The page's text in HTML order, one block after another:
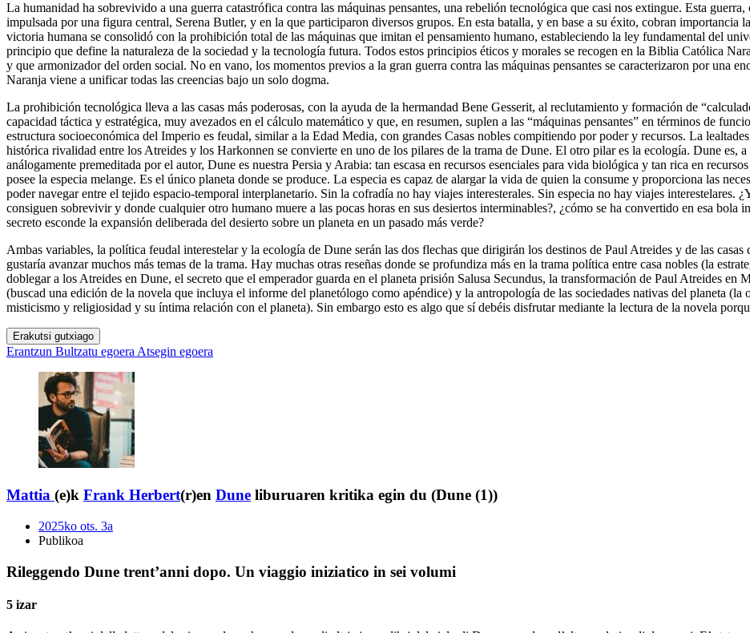
La humanidad ha sobrevivido a una guerra catastrófica contra las máquinas pensantes, una rebelión tecnológica que casi nos extingue. Esta
impulsada por una figura central, Serena Butler, y en la que participaron diversos grupos. En esta batalla, y en base a su éxito, cobran
victoria humana se consolidó con la prohibición total de las máquinas que imitan el pensamiento humano, estableciendo la ley fundamental del
principio que define la naturaleza de la sociedad y la tecnología futura. Todos estos principios éticos y morales se recogen en la Biblia Católica
y que armonizador del orden social. No en vano, los momentos previos a la gran guerra contra las máquinas pensantes se caracterizaron por una
Naranja viene a unificar todas las creencias bajo un solo dogma.
La prohibición tecnológica lleva a las casas más poderosas, con la ayuda de la hermandad Bene Gesserit, al reclutamiento y formación de
capacidad táctica y estratégica, muy avezados en el cálculo matemático y que, en resumen, suplen a las “máquinas pensantes” en términos de
estructura socioeconómica del Imperio es feudal, similar a la Edad Media, con grandes Casas nobles compitiendo por poder y recursos. La
histórica rivalidad entre los Atreides y los Harkonnen se convierte en uno de los pilares de la trama de Dune. El otro pilar es la ecología. Dune es,
análogamente premeditada por el autor, Dune es nuestra Persia y Arabia: tan escasa en recursos esenciales para vida biológica y tan rica en
posee la especia melange. Es el único planeta donde se produce. La especia es capaz de alargar la vida de quien la consume y proporciona las
poder navegar entre el tejido espacio-temporal interplanetario. Sin la cofradía no hay viajes interesterales. Sin especia no hay viajes interestelares.
consiguen sobrevivir y donde cualquier otro humano muere a las pocas horas en sus desiertos interminables?, ¿cómo se ha convertido en esa bola
secreto esconde la expansión deliberada del desierto sobre un planeta en un pasado más verde?
Ambas variables, la política feudal interestelar y la ecología de Dune serán las dos flechas que dirigirán los destinos de Paul Atreides y de las
gustaría avanzar muchos más temas de la trama. Hay muchas otras reseñas donde se profundiza más en la trama política entre casa nobles (la
doblegar a los Atreides en Dune, el secreto que el emperador guarda en el planeta prisión Salusa Secundus, la transformación de Paul Atreides en
(buscad una edición de la novela que incluya el informe del planetólogo como apéndice) y la antropología de las sociedades nativas del planeta
misticismo y religiosidad y su íntima relación con el planeta). Sin embargo esto es algo que sí debéis disfrutar mediante la lectura de la novela
Erakutsi gutxiago
Erantzun Bultzatu egoera Atsegin egoera
Mattia (e)k Frank Herbert(r)en Dune liburuaren kritika egin du (Dune (1))
2025ko ots. 3a
Publikoa
Rileggendo Dune trent’anni dopo. Un viaggio iniziatico in sei volumi
5 izar